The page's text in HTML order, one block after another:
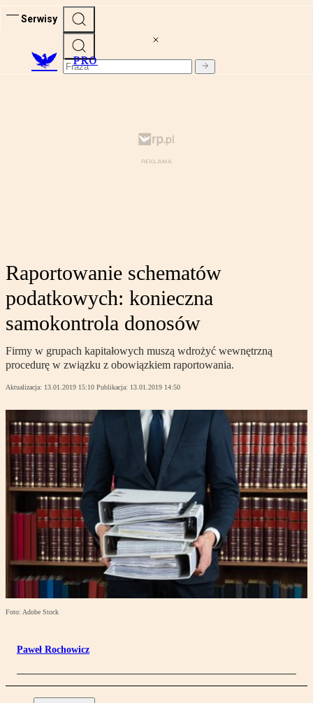
Serwisy
PRO
Raportowanie schematów
podatkowych: konieczna
samokontrola donosów
Firmy w grupach kapitałowych muszą wdrożyć wewnętrzną
procedurę w związku z obowiązkiem raportowania.
Aktualizacja: 13.01.2019 15:10 Publikacja: 13.01.2019 14:50
Foto: Adobe Stock
Paweł Rochowicz